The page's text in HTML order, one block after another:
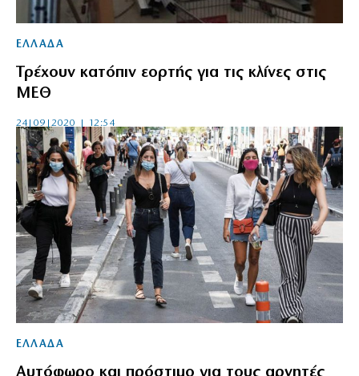
ΕΛΛΑΔΑ
Τρέχουν κατόπιν εορτής για τις κλίνες στις
ΜΕΘ
24|09|2020 | 12:54
ΕΛΛΑΔΑ
Αυτόφωρο και πρόστιμο για τους αρνητές